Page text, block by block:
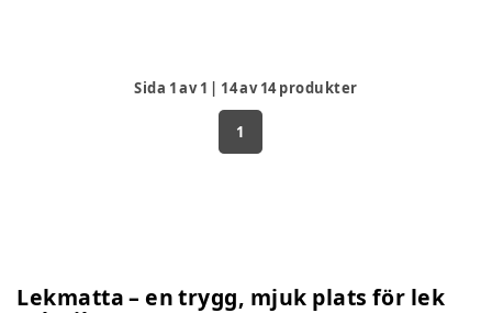
Sida 1av1 | 14av14produkter
1
Lekmatta – en trygg, mjuk plats för lek